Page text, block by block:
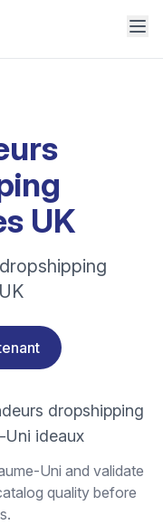
UK
dropshipping
Uni ideaux
Uni and validate
quality before